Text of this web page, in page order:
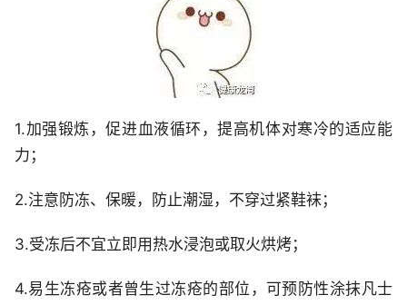
1.加强锻炼，促进血液循环，提高机体对寒冷的适应能
力；
2.注意防冻、保暖，防止潮湿，不穿过紧鞋袜；
3.受冻后不宜立即用热水浸泡或取火烘烤；
4.易生冻疮或者曾生过冻疮的部位，可预防性涂抹凡士